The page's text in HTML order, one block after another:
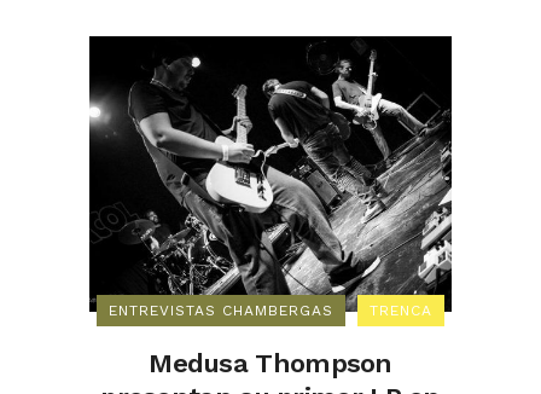
ENTREVISTAS CHAMBERGAS TRENCA
Medusa Thompson